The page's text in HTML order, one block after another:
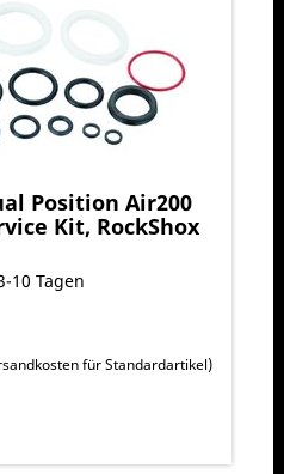
Position Air200
Kit, RockShox
Tagen
für Standardartikel)